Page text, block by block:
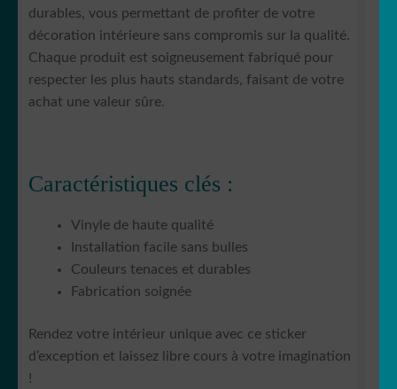
durables, vous permettant de profiter de votre
décoration intérieure sans compromis sur la qualité.
Chaque produit est soigneusement fabriqué pour
respecter les plus hauts standards, faisant de votre
achat une valeur sûre.
Caractéristiques clés :
Vinyle de haute qualité
Installation facile sans bulles
Couleurs tenaces et durables
Fabrication soignée
Rendez votre intérieur unique avec ce sticker
d’exception et laissez libre cours à votre imagination
!